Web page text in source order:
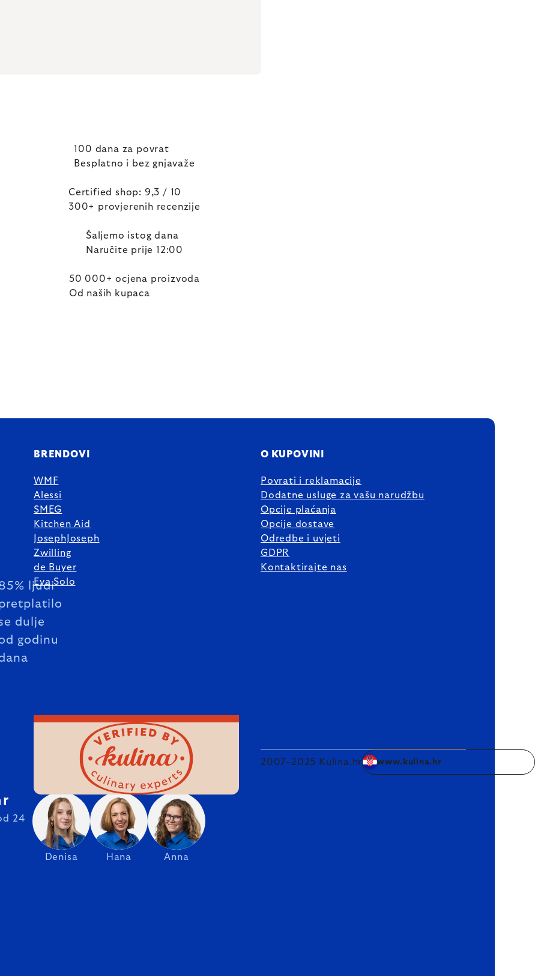
100 dana za povrat
Besplatno i bez gnjavaže
Certified shop: 9,3 / 10
300+ provjerenih recenzije
Šaljemo istog dana
Naručite prije 12:00
50 000+ ocjena proizvoda
Od naših kupaca
ljudi
dulje
godinu
BRENDOVI
WMF
Alessi
SMEG
Kitchen Aid
JosephJoseph
Zwilling
de Buyer
Eva Solo
O KUPOVINI
Povrati i reklamacije
Dodatne usluge za vašu narudžbu
Opcije plaćanja
Opcije dostave
Odredbe i uvjeti
GDPR
Kontaktirajte nas
Denisa Hana Anna
24
2007–2025 Kulina.hr www.kulina.hr